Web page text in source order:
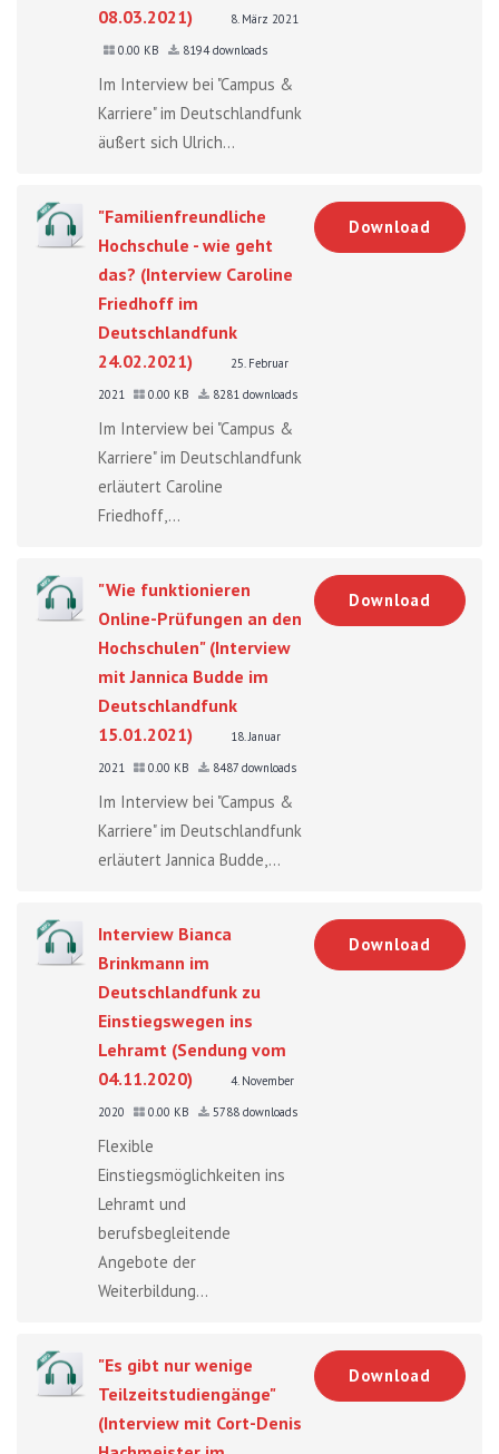
08.03.2021)
8. März 2021
0.00 KB
8194 downloads
Im Interview bei "Campus &
Karriere" im Deutschlandfunk
äußert sich Ulrich...
"Familienfreundliche
Hochschule - wie geht
das? (Interview Caroline
Friedhoff im
Deutschlandfunk
24.02.2021)
25. Februar
2021
0.00 KB 8281 downloads
Im Interview bei "Campus &
Karriere" im Deutschlandfunk
erläutert Caroline
Friedhoff,...
Download
"Wie funktionieren
Online-Prüfungen an den
Hochschulen" (Interview
mit Jannica Budde im
Deutschlandfunk
15.01.2021)
18. Januar
2021
0.00 KB 8487 downloads
Im Interview bei "Campus &
Karriere" im Deutschlandfunk
erläutert Jannica Budde,...
Download
Interview Bianca
Brinkmann im
Deutschlandfunk zu
Einstiegswegen ins
Lehramt (Sendung vom
04.11.2020)
4. November
2020
0.00 KB 5788 downloads
Flexible
Einstiegsmöglichkeiten ins
Lehramt und
berufsbegleitende
Angebote der
Weiterbildung...
Download
"Es gibt nur wenige
Teilzeitstudiengänge"
(Interview mit Cort-Denis
Download